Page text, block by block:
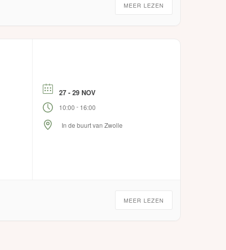
MEER LEZEN
27 - 29 NOV
10:00 - 16:00
In de buurt van Zwolle
MEER LEZEN